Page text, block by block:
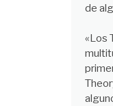
de
«Los